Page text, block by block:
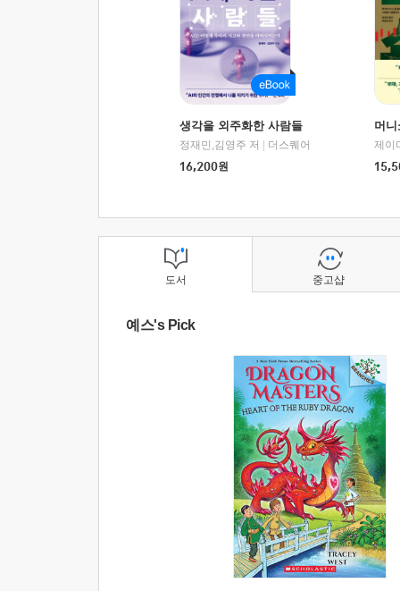
생각을 외주화한 사람들
정재민,김영주 저
더스퀘어
16,200원
머
도서
예스's Pick
중고샵